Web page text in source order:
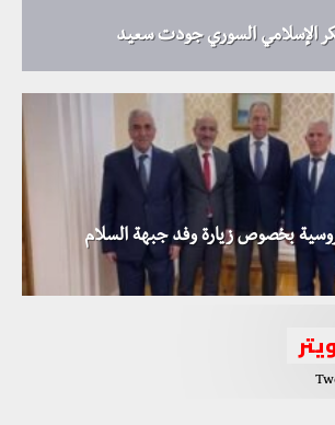
الإسلامي السوري جودت سعيد
بخصوص زيارة وفد جبهة السلام